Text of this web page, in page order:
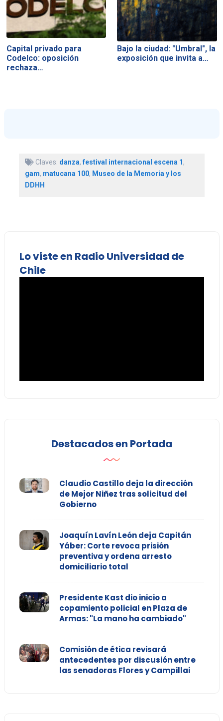
Capital privado para
Codelco: oposición
rechaza…
Bajo la ciudad: "Umbral", la
exposición que invita a…
Claves: danza,festival internacional escena 1,
gam, matucana 100, Museo de la Memoria y los
DDHH
Lo viste en Radio Universidad de
Chile
Destacados en Portada
Claudio Castillo deja la dirección
de Mejor Niñez tras solicitud del
Gobierno
Joaquín Lavín León deja Capitán
Yáber: Corte revoca prisión
preventiva y ordena arresto
domiciliario total
Presidente Kast dio inicio a
copamiento policial en Plaza de
Armas: "La mano ha cambiado"
Comisión de ética revisará
antecedentes por discusión entre
las senadoras Flores y Campillai